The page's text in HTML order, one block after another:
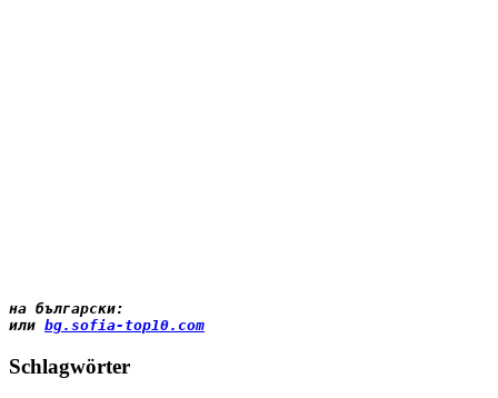
на български:
или bg.sofia-top10.com
Schlagwörter